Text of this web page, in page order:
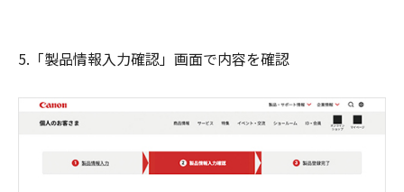
5.「製品情報入力確認」画面で内容を確認